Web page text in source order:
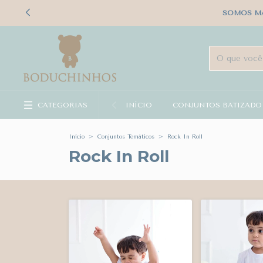
SOMOS
CATEGORIAS INÍCIO CONJUNTOS BATIZADO
Início > Conjuntos Temáticos > Rock In Roll
Rock In Roll